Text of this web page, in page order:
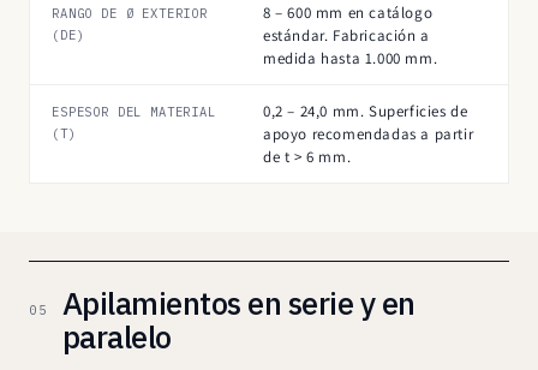
RANGO DE Ø EXTERIOR
(DE)
8 – 600 mm en catálogo
estándar. Fabricación a
medida hasta 1.000 mm.
ESPESOR DEL MATERIAL
(T)
0,2 – 24,0 mm. Superficies de
apoyo recomendadas a partir
de t > 6 mm.
05
Apilamientos en serie y en
paralelo